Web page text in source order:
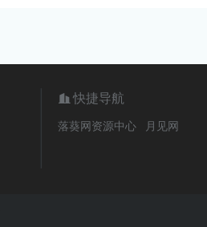
快捷导航
落葵网资源中心 月见网